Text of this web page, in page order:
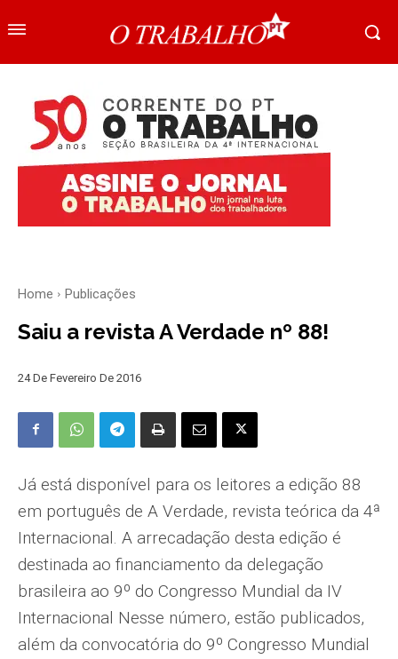
Home Publicações
Saiu a revista A Verdade nº 88!
24 De Fevereiro De 2016
Já está disponível para os leitores a edição 88
em português de A Verdade, revista teórica da 4ª
Internacional. A arrecadação desta edição é
destinada ao financiamento da delegação
brasileira ao 9º do Congresso Mundial da IV
Internacional Nesse número, estão publicados,
além da convocatória do 9º Congresso Mundial